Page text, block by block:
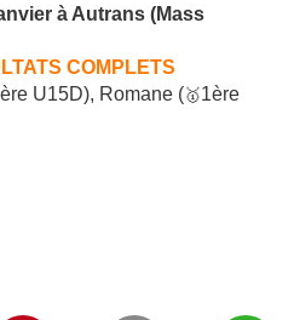
à Autrans (Mass
COMPLETS
U15D), Romane (🥇1ère